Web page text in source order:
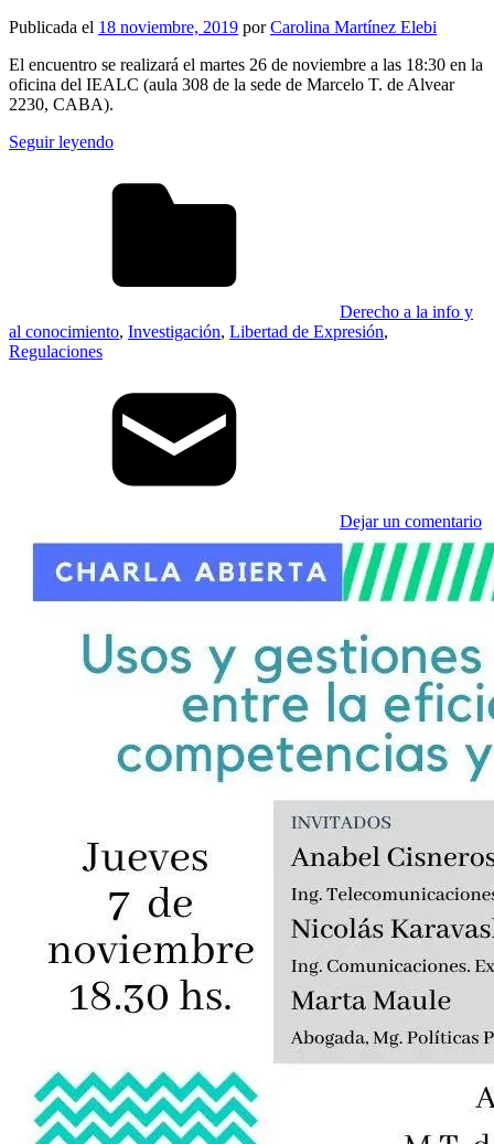
Publicada el 18 noviembre, 2019 porCarolina Martínez Elebi
El encuentro se realizará el martes 26 de noviembre a las 18:30 en la
oficina del IEALC (aula 308 de la sede de Marcelo T. de Alvear
2230, CABA).
Seguir leyendo
Derecho a la info y
al conocimiento, Investigación, Libertad de Expresión,
Regulaciones
Dejar un comentario